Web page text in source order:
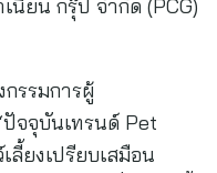
นียน กรุ๊ป จำกัด (PCG)
รรมการผู้
จจุบันเทรนด์ Pet
ลี้ยงเปรียบเสมือน